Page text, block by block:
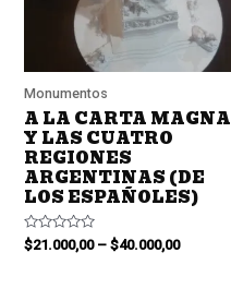
Monumentos
A LA CARTA MAGNA
Y LAS CUATRO
REGIONES
ARGENTINAS (DE
LOS ESPAÑOLES)
Valorado
en
$21.000,00–$40.000,00